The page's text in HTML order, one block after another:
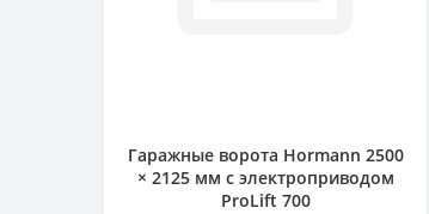
Гаражные ворота Hormann 2500
× 2125 мм c электроприводом
ProLift 700